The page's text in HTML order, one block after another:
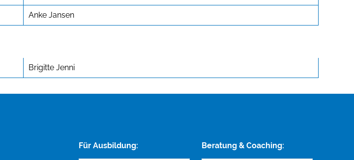
Anke Jansen
Brigitte Jenni
Für Ausbildung: Beratung & Coaching: